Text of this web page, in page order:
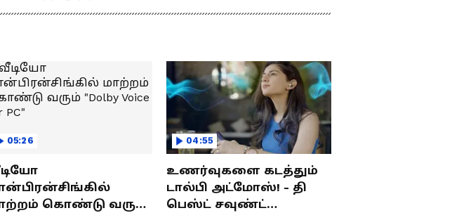
05:26
கொண்டு வரும்
04:55
உணர்வுகளை கடத்தும்
டால்பி அட்மோஸ்! - தி
பெஸ்ட் சவுண்ட்